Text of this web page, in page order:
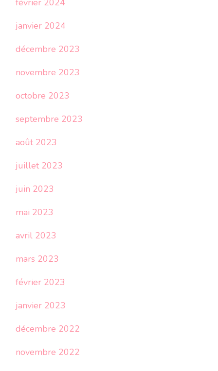
février 2024
janvier 2024
décembre 2023
novembre 2023
octobre 2023
septembre 2023
août 2023
juillet 2023
juin 2023
mai 2023
avril 2023
mars 2023
février 2023
janvier 2023
décembre 2022
novembre 2022